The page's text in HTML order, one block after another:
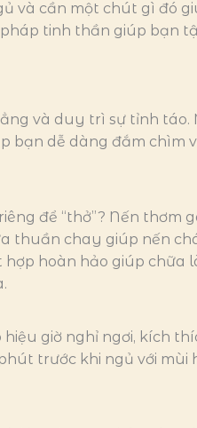
và cần một chút gì đó
pháp tinh thần giúp bạn
và duy trì sự tỉnh táo.
bạn dễ dàng đắm chìm
để “thở”? Nến thơm
thuần chay giúp nến
hoàn hảo giúp chữa
giờ nghỉ ngơi, kích
trước khi ngủ với mùi